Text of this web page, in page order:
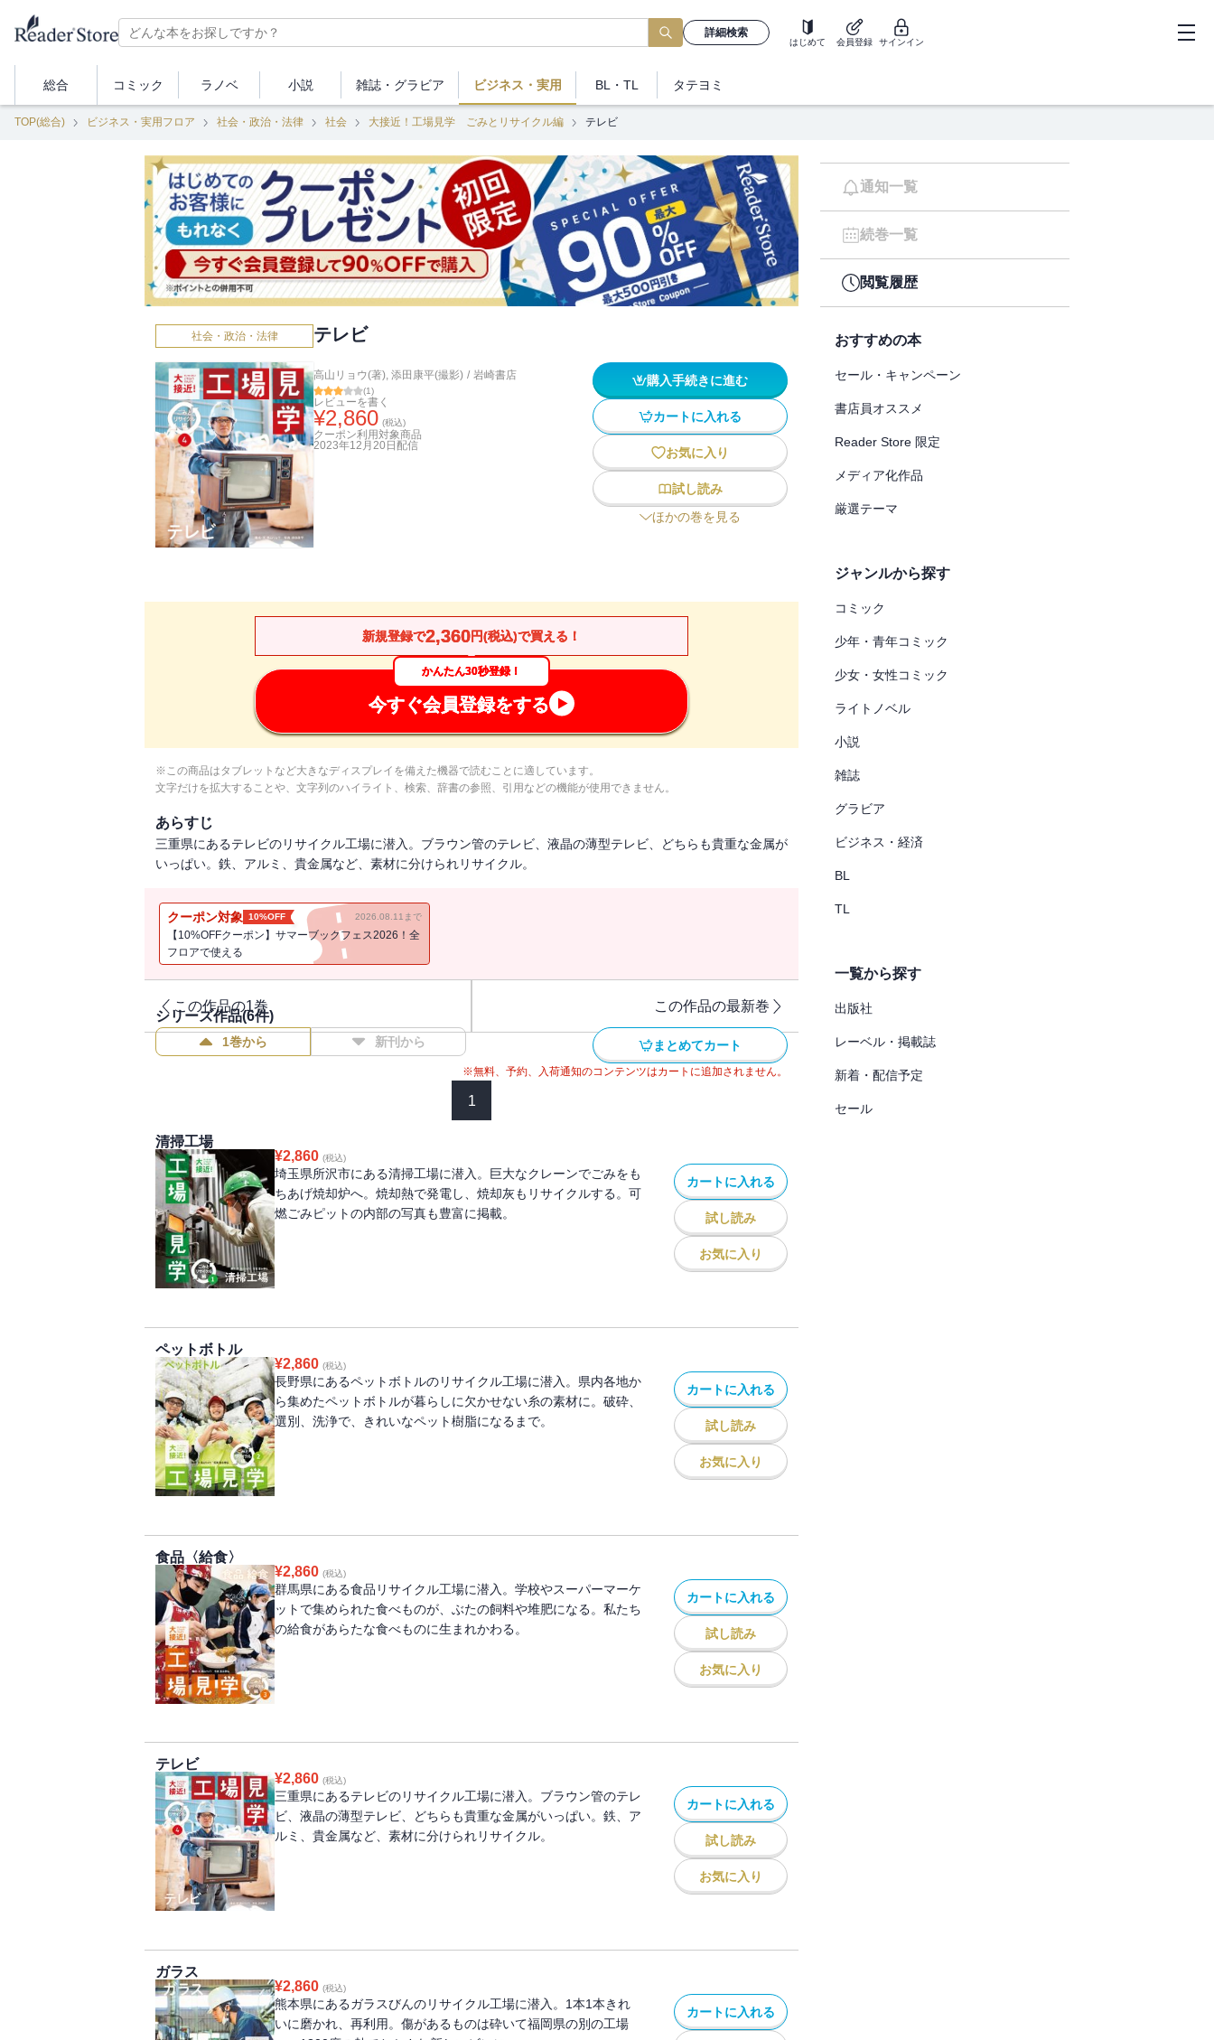
詳細検索
はじめて 会員登録 サインイン
総合 コミック ラノベ 小説 雑誌・ グラビア ビジネス ・実用 BL・TL タテヨミ
TOP(総合) ビジネス・実用フロア 社会・政治・法律 社会 大接近！工場見学 ごみとリサイクル編 テレビ
社会・政治・法律 テレビ
高山リョウ(著), 添田康平(撮影) / 岩崎書店
(1)
レビューを書く
¥2,860 (税込)
クーポン利用対象商品
2023年12月20日 配信
購入手続きに進む
カートに入れる
お気に入り
試し読み
ほかの巻を見る
新規登録で2,360円(税込)で買える！
かんたん30秒登録！
今すぐ会員登録をする
※この商品はタブレットなど大きなディスプレイを備えた機器で読むことに適しています。
文字だけを拡大することや、文字列のハイライト、検索、辞書の参照、引用などの機能が使用できません。
あらすじ
三重県にあるテレビのリサイクル工場に潜入。ブラウン管のテレビ、液晶の薄型テレビ、どちらも貴重な金属が
いっぱい。鉄、アルミ、貴金属など、素材に分けられリサイクル。
クーポン対象 10%OFF 2026.08.11まで
【10%OFFクーポン】サマーブックフェス2026！全
フロアで使える
この作品の1巻 この作品の最新巻
シリーズ作品(6件)
1巻から 新刊から まとめてカート
※無料、予約、入荷通知のコンテンツはカートに追加されません。
1
清掃工場
¥2,860 (税込)
埼玉県所沢市にある清掃工場に潜入。巨大なクレーンでごみをも
ちあげ焼却炉へ。焼却熱で発電し、焼却灰もリサイクルする。可
燃ごみピットの内部の写真も豊富に掲載。
カートに入れる
試し読み
お気に入り
ペットボトル
¥2,860 (税込)
長野県にあるペットボトルのリサイクル工場に潜入。県内各地か
ら集めたペットボトルが暮らしに欠かせない糸の素材に。破砕、
選別、洗浄で、きれいなペット樹脂になるまで。
カートに入れる
試し読み
お気に入り
食品〈給食〉
¥2,860 (税込)
群馬県にある食品リサイクル工場に潜入。学校やスーパーマーケ
ットで集められた食べものが、ぶたの飼料や堆肥になる。私たち
の給食があらたな食べものに生まれかわる。
カートに入れる
試し読み
お気に入り
テレビ
¥2,860 (税込)
三重県にあるテレビのリサイクル工場に潜入。ブラウン管のテレ
ビ、液晶の薄型テレビ、どちらも貴重な金属がいっぱい。鉄、ア
ルミ、貴金属など、素材に分けられリサイクル。
カートに入れる
試し読み
お気に入り
ガラス
¥2,860 (税込)
熊本県にあるガラスびんのリサイクル工場に潜入。1本1本きれ
いに磨かれ、再利用。傷があるものは砕いて福岡県の別の工場
カートに入れる
通知一覧
続巻一覧
閲覧履歴
おすすめの本
セール・キャンペーン
書店員オススメ
Reader Store 限定
メディア化作品
厳選テーマ
ジャンルから探す
コミック
少年・青年コミック
少女・女性コミック
ライトノベル
小説
雑誌
グラビア
ビジネス・経済
BL
TL
一覧から探す
出版社
レーベル・掲載誌
新着・配信予定
セール